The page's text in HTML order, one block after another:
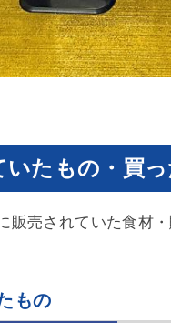
たもの・買っ
販売されていた食材
もの